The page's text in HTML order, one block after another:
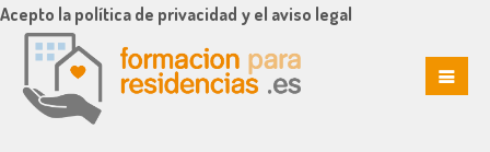
Acepto la política de privacidad y el aviso legal